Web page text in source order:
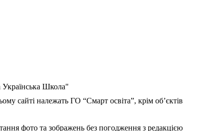
Українська Школа"
сайті належать ГО “Смарт освіта”, крім об’єктів
фото та зображень без погодження з редакцією